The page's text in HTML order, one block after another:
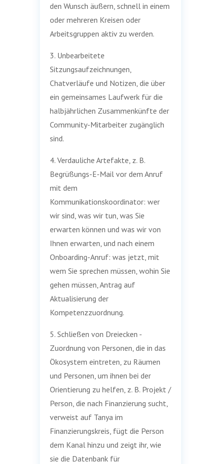
den Wunsch äußern, schnell in einem
oder mehreren Kreisen oder
Arbeitsgruppen aktiv zu werden.
3. Unbearbeitete
Sitzungsaufzeichnungen,
Chatverläufe und Notizen, die über
ein gemeinsames Laufwerk für die
halbjährlichen Zusammenkünfte der
Community-Mitarbeiter zugänglich
sind.
4. Verdauliche Artefakte, z. B.
Begrüßungs-E-Mail vor dem Anruf
mit dem
Kommunikationskoordinator: wer
wir sind, was wir tun, was Sie
erwarten können und was wir von
Ihnen erwarten, und nach einem
Onboarding-Anruf: was jetzt, mit
wem Sie sprechen müssen, wohin Sie
gehen müssen, Antrag auf
Aktualisierung der
Kompetenzzuordnung.
5. Schließen von Dreiecken -
Zuordnung von Personen, die in das
Ökosystem eintreten, zu Räumen
und Personen, um ihnen bei der
Orientierung zu helfen, z. B. Projekt /
Person, die nach Finanzierung sucht,
verweist auf Tanya im
Finanzierungskreis, fügt die Person
dem Kanal hinzu und zeigt ihr, wie
sie die Datenbank für